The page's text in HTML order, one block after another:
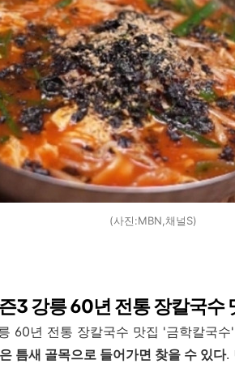
(사진:MBN,채널S)
3 강릉 60년 전통 장칼국수
60년 전통 장칼국수 맛집 '금학칼국수
틈새 골목으로 들어가면 찾을 수 있다.